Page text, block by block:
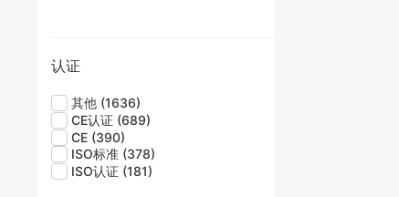
认证
其他 (1636)
CE认证 (689)
CE (390)
ISO标准 (378)
ISO认证 (181)